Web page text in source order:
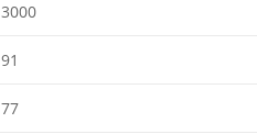
3000
91
77